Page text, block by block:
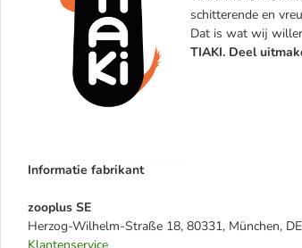
schitterende en
Dat is wat wij
TIAKI. Deel
Informatie fabrikant
zooplus SE
Herzog-Wilhelm-Straße 18, 80331, München, DE